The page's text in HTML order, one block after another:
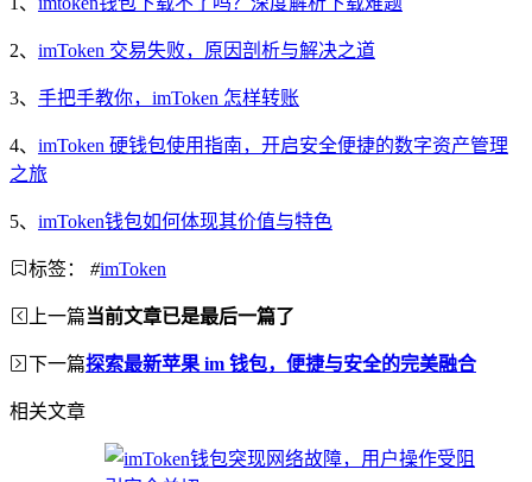
2、 imToken 交易失败，原因剖析与解决之道
3、 手把手教你，imToken 怎样转账
4、 imToken 硬钱包使用指南，开启安全便捷的数字资产管理
之旅
5、 imToken钱包如何体现其价值与特色
标签： #imToken
上一篇当前文章已是最后一篇了
下一篇探索最新苹果 im 钱包，便捷与安全的完美融合
相关文章